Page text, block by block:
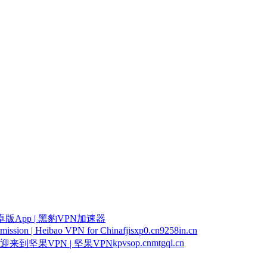
版App | 黑豹VPN加速器
| Heibao VPN for Chinafjisxp0.cn9258in.cn
来到坚果VPN | 坚果VPNkpvsop.cnmtgql.cn